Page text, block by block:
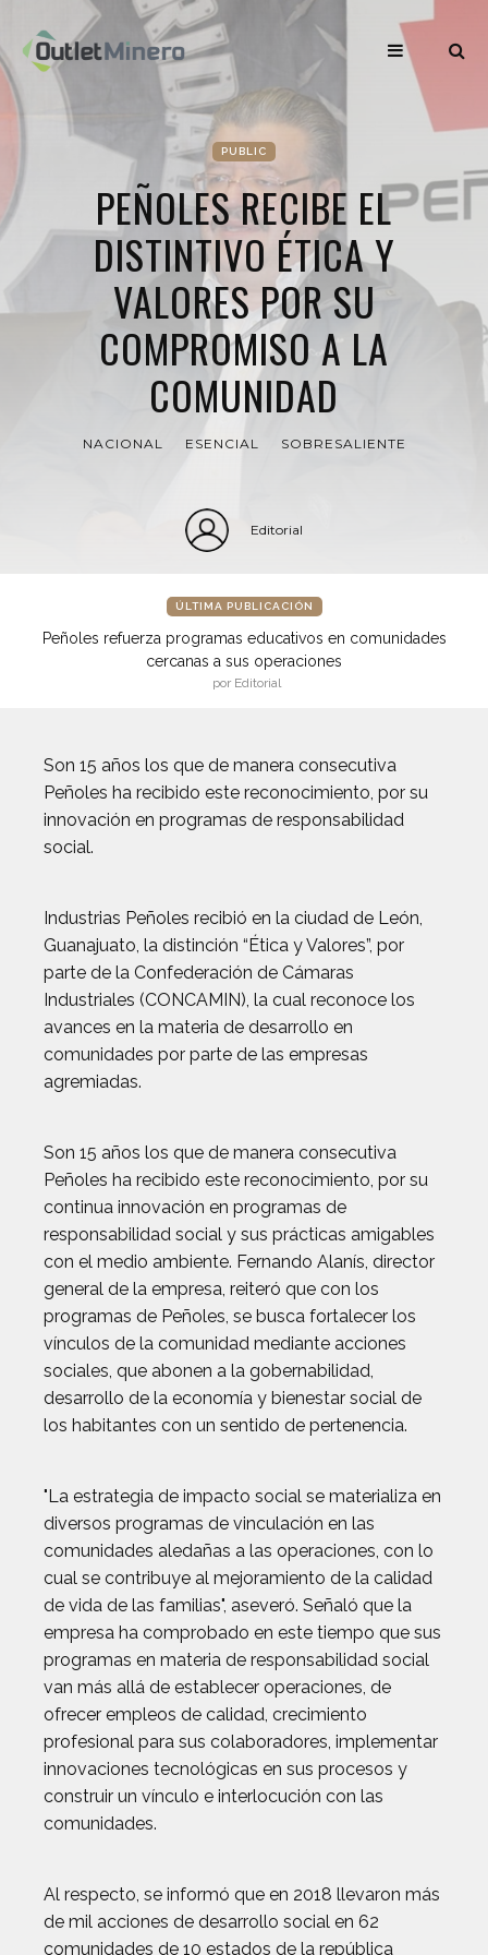
PUBLIC
PEÑOLES RECIBE EL
DISTINTIVO ÉTICA Y
VALORES POR SU
COMPROMISO A LA
COMUNIDAD
NACIONAL ESENCIAL SOBRESALIENTE
Editorial
ÚLTIMA PUBLICACIÓN
Peñoles refuerza programas educativos en comunidades
cercanas a sus operaciones
por Editorial
Son 15 años los que de manera consecutiva
Peñoles ha recibido este reconocimiento, por su
innovación en programas de responsabilidad
social.
Industrias Peñoles recibió en la ciudad de León,
Guanajuato, la distinción “Ética y Valores”, por
parte de la Confederación de Cámaras
Industriales (CONCAMIN), la cual reconoce los
avances en la materia de desarrollo en
comunidades por parte de las empresas
agremiadas.
Son 15 años los que de manera consecutiva
Peñoles ha recibido este reconocimiento, por su
continua innovación en programas de
responsabilidad social y sus prácticas amigables
con el medio ambiente. Fernando Alanís, director
general de la empresa, reiteró que con los
programas de Peñoles, se busca fortalecer los
vínculos de la comunidad mediante acciones
sociales, que abonen a la gobernabilidad,
desarrollo de la economía y bienestar social de
los habitantes con un sentido de pertenencia.
"La estrategia de impacto social se materializa en
diversos programas de vinculación en las
comunidades aledañas a las operaciones, con lo
cual se contribuye al mejoramiento de la calidad
de vida de las familias", aseveró. Señaló que la
empresa ha comprobado en este tiempo que sus
programas en materia de responsabilidad social
van más allá de establecer operaciones, de
ofrecer empleos de calidad, crecimiento
profesional para sus colaboradores, implementar
innovaciones tecnológicas en sus procesos y
construir un vínculo e interlocución con las
comunidades.
Al respecto, se informó que en 2018 llevaron más
de mil acciones de desarrollo social en 62
comunidades de 10 estados de la república